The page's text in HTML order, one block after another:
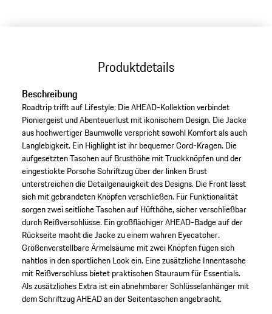
Produktdetails
Beschreibung
Roadtrip trifft auf Lifestyle: Die AHEAD-Kollektion verbindet
Pioniergeist und Abenteuerlust mit ikonischem Design. Die Jacke
aus hochwertiger Baumwolle verspricht sowohl Komfort als auch
Langlebigkeit. Ein Highlight ist ihr bequemer Cord-Kragen. Die
aufgesetzten Taschen auf Brusthöhe mit Truckknöpfen und der
eingestickte Porsche Schriftzug über der linken Brust
unterstreichen die Detailgenauigkeit des Designs. Die Front lässt
sich mit gebrandeten Knöpfen verschließen. Für Funktionalität
sorgen zwei seitliche Taschen auf Hüfthöhe, sicher verschließbar
durch Reißverschlüsse. Ein großflächiger AHEAD-Badge auf der
Rückseite macht die Jacke zu einem wahren Eyecatcher.
Größenverstellbare Ärmelsäume mit zwei Knöpfen fügen sich
nahtlos in den sportlichen Look ein. Eine zusätzliche Innentasche
mit Reißverschluss bietet praktischen Stauraum für Essentials.
Als zusätzliches Extra ist ein abnehmbarer Schlüsselanhänger mit
dem Schriftzug AHEAD an der Seitentaschen angebracht.